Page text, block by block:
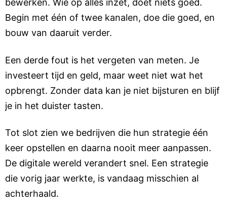
bewerken. Wie op alles inzet, doet niets goed.
Begin met één of twee kanalen, doe die goed, en
bouw van daaruit verder.
Een derde fout is het vergeten van meten. Je
investeert tijd en geld, maar weet niet wat het
opbrengt. Zonder data kan je niet bijsturen en blijf
je in het duister tasten.
Tot slot zien we bedrijven die hun strategie één
keer opstellen en daarna nooit meer aanpassen.
De digitale wereld verandert snel. Een strategie
die vorig jaar werkte, is vandaag misschien al
achterhaald.